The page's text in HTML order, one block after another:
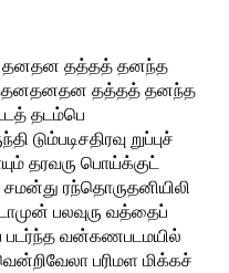
தனதன தத்தத் தனந்த
தத்தத் தனந்த
தடம்பெ
றுப்புச்
தரவரு பொய்க்குட்
சமன்து ரந்தொருதனியிலி
பலவுரு வத்தைப்
படர்ந்த வன்கணபடமயில்
பரிமள மிக்கச்